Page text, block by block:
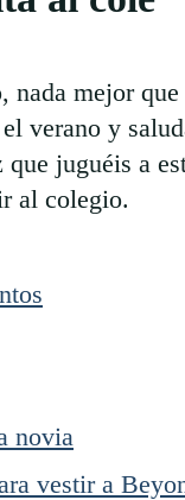
mejor
verano y
juguéis a
al colegio.
novia
vestir a